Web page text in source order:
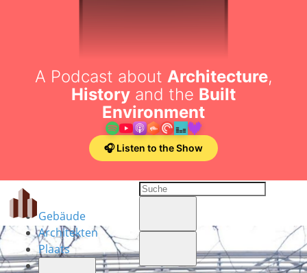
A Podcast about Architecture,
History and the Built
Environment
🎧 Listen to the Show
Gebäude
Architekten
Plaats